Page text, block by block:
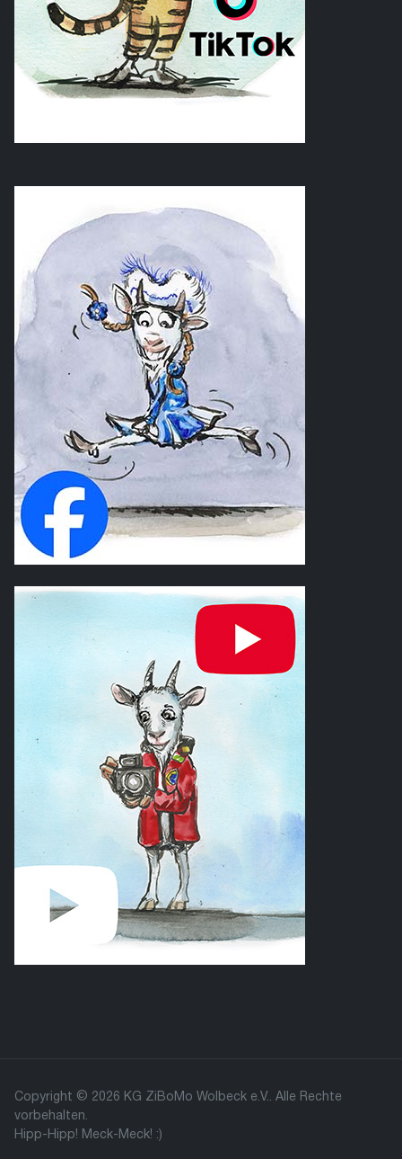
Copyright © 2026 KG ZiBoMo Wolbeck e.V.. Alle Rechte
vorbehalten.
Hipp-Hipp! Meck-Meck! :)